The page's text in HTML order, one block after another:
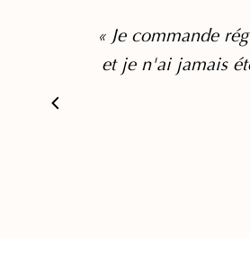
« Je commande
et je n'ai jamais